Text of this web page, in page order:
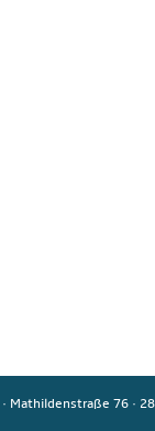
· Mathildenstraße 76 ·